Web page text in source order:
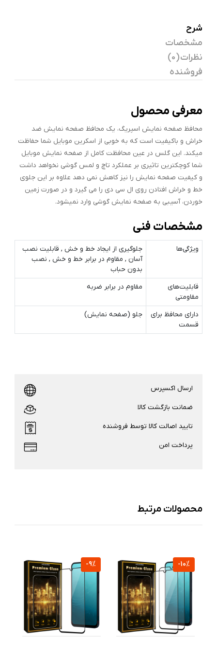
شرح
مشخصات
نظرات (0)
فروشنده
معرفی محصول
محافظ صفحه نمایش اسپریگ، یک محافظ صفحه نمایش ضد
خراش و باکیفیت است که به خوبی از اسکرین موبایل شما حفاظت
میکند. این گلس در عین محافظت کامل از صفحه نمایش موبایل
شما کوچکترین تاثیری بر عملکرد تاچ و لمس گوشی نخواهد داشت
و کیفیت صفحه نمایش را نیز کاهش نمی دهد علاوه بر این جلوی
خط و خراش افتادن روی ال سی دی را می گیرد و در صورت زمین
خوردن، آسیبی به صفحه نمایش گوشی وارد نمیشود.
مشخصات فنی
ویژگی‌ها
جلوگیری از ایجاد خط و خش , قابلیت نصب
آسان , مقاوم در برابر خط و خش , نصب
بدون حباب
قابلیت‌های
مقاومتی
مقاوم در برابر ضربه
دارای محافظ برای
قسمت
جلو (صفحه نمایش)
ارسال اکسپرس
ضمانت بازگشت کالا
تایید اصالت کالا توسط فروشنده
پرداخت امن
محصولات مرتبط
-10%
-9%